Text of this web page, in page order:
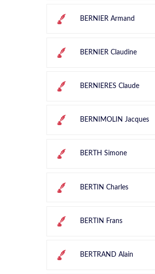
BERNIER Armand
BERNIER Claudine
BERNIERES Claude
BERNIMOLIN Jacques
BERTH Simone
BERTIN Charles
BERTIN Frans
BERTRAND Alain